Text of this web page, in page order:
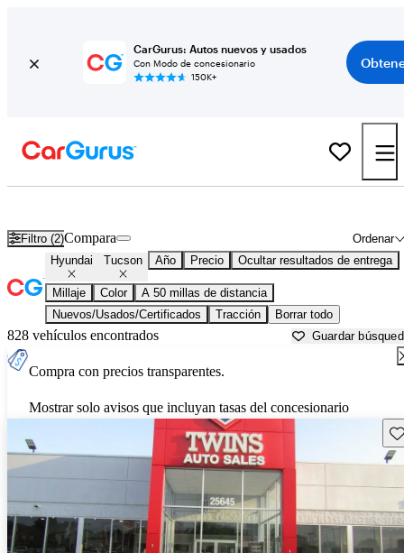
CarGurus: Autos nuevos y usados
Con Modo de concesionario
150K+
Filtro (2) Ordenar
Compara
Hyundai Tucson Año Precio Ocultar resultados de entrega
Millaje Color
A 50 millas de distancia
Nuevos/Usados/Certificados
Tracción Borrar todo
828 vehículos encontrados Guardar
Compra con precios transparentes.
Mostrar solo avisos que incluyan tasas del concesionario